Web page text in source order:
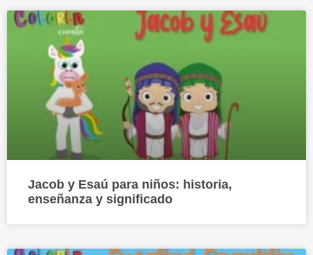
Jacob y Esaú para niños: historia,
enseñanza y significado